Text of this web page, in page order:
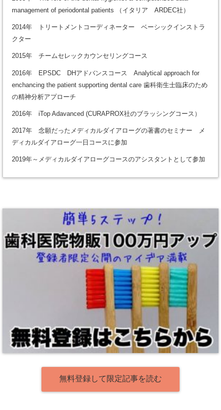
management of periodontal patients （イタリア ARDEC社）
2014年 トリートメントコーディネーター ベーシックインストラ
クター
2015年 チームセレックカウンセリングコース
2016年 EPSDC DHアドバンスコース Analytical approach for
enchancing the patient supporting dental care 歯科衛生士臨床のため
の精神分析アプローチ
2016年 iTop Adavanced (CURAPROX社のブラッシングコース）
2017年 念願だったメディカルダイアローグの著書のセミナー メ
ディカルダイアローグ一日コースに参加
2019年～メディカルダイアローグコースのアシスタントとして参加
無料登録して限定記事を読む